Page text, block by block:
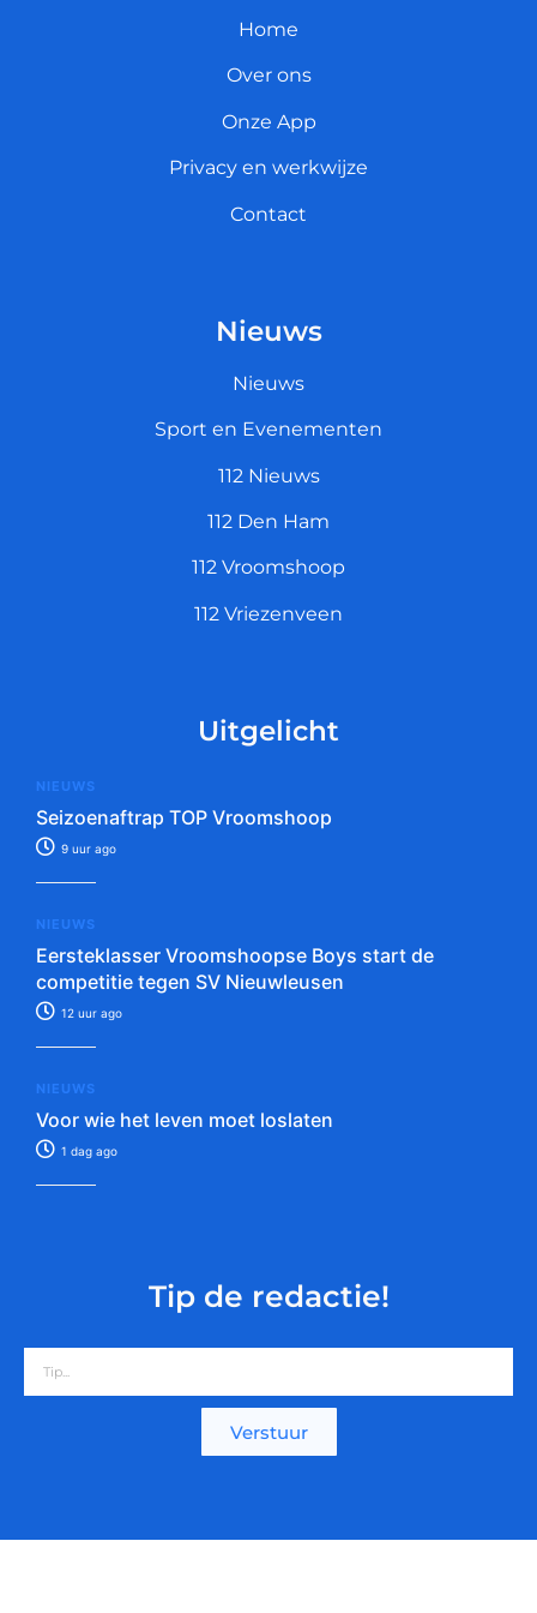
Home
Over ons
Onze App
Privacy en werkwijze
Contact
Nieuws
Nieuws
Sport en Evenementen
112 Nieuws
112 Den Ham
112 Vroomshoop
112 Vriezenveen
Uitgelicht
NIEUWS
Seizoenaftrap TOP Vroomshoop
9 uur ago
NIEUWS
Eersteklasser Vroomshoopse Boys start de
competitie tegen SV Nieuwleusen
12 uur ago
NIEUWS
Voor wie het leven moet loslaten
1 dag ago
Tip de redactie!
Verstuur